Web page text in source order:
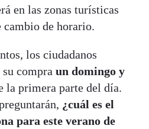
en las zonas turísticas
cambio de horario.
los ciudadanos
compra un domingo y
la primera parte del día.
¿cuál es el
para este verano de